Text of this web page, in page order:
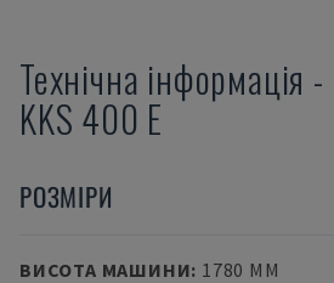
Технічна інформація -
KKS 400 E
РОЗМІРИ
ВИСОТА МАШИНИ: 1780 MM